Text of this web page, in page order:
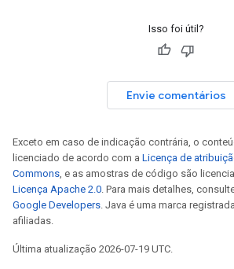
Isso foi útil?
Envie comentários
Exceto em caso de indicação contrária, o
licenciado de acordo com a Licença de
Commons, e as amostras de código são
Licença Apache 2.0. Para mais detalhes,
Google Developers. Java é uma marca
afiliadas.
Última atualização 2026-07-19 UTC.